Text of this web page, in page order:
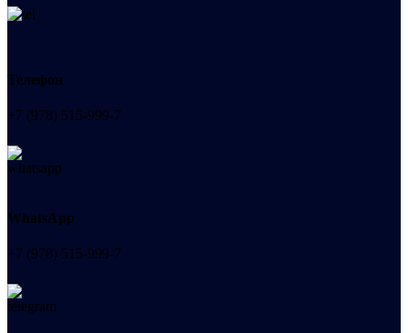
Телефон
+7 (978) 515-999-7
WhatsApp
+7 (978) 515-999-7